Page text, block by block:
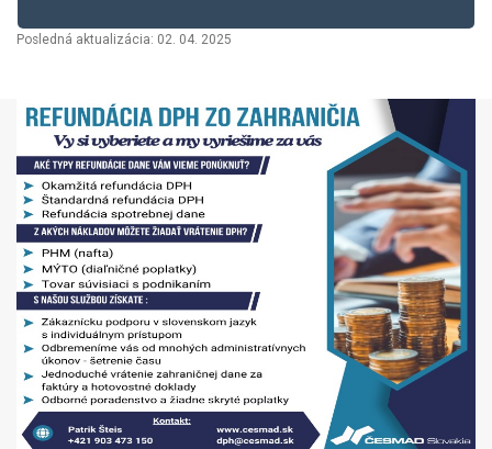
Posledná aktualizácia: 02. 04. 2025